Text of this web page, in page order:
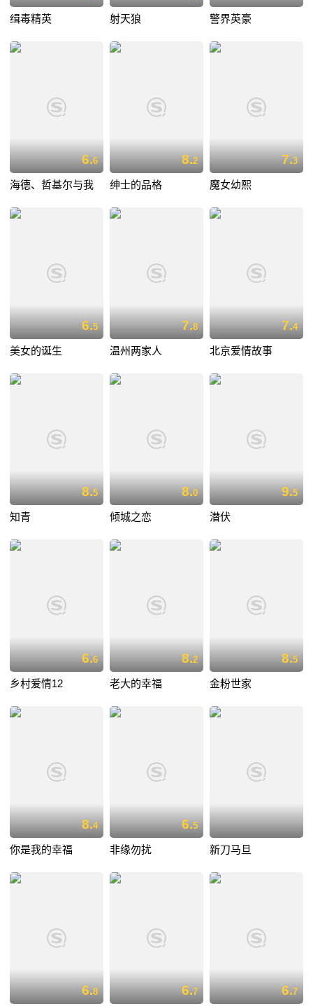
缉毒精英 射天狼 警界英豪
6.6
海德、哲基尔与我
8.2
绅士的品格
7.3
魔女幼熙
6.5
美女的诞生
7.8
温州两家人
7.4
北京爱情故事
8.5
知青
8.0
倾城之恋
9.5
潜伏
6.6
乡村爱情12
8.2
老大的幸福
8.5
金粉世家
8.4
你是我的幸福
6.5
非缘勿扰 新刀马旦
6.8 6.7 6.7